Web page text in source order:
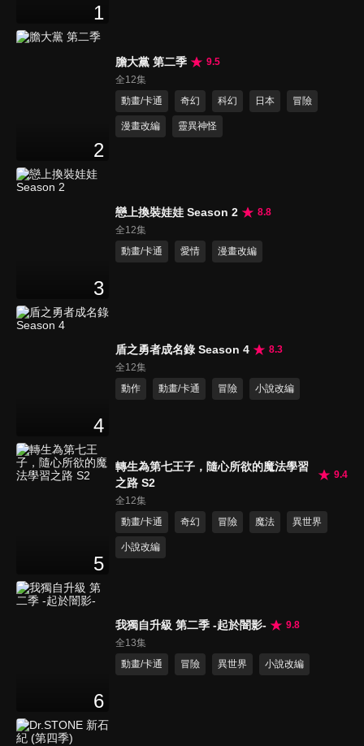
1
2
膽大黨 第二季
9.5
全12集
動畫/卡通
奇幻 科幻 日本 冒險
漫畫改編 靈異神怪
3
戀上換裝娃娃 Season 2
8.8
全12集
動畫/卡通
愛情 漫畫改編
4
盾之勇者成名錄 Season 4
8.3
全12集
動作
動畫/卡通 冒險 小說改編
5
轉生為第七王子，隨心所欲的魔法學習
之路 S2
9.4
全12集
動畫/卡通
奇幻 冒險 魔法 異世界
小說改編
6
我獨自升級 第二季 -起於闇影-
9.8
全13集
動畫/卡通
冒險 異世界 小說改編